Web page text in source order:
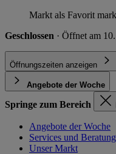
Markt als Favorit
Geschlossen · Öffnet am
Öffnungszeiten anzeigen
Angebote der Woche
Springe zum Bereich
Angebote der Woche
Services und Beratung
Unser Markt